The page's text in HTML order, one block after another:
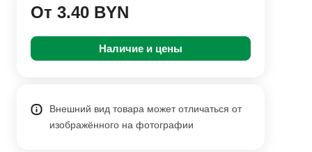
От 3.40 BYN
Наличие и цены
Внешний вид товара может отличаться от
изображённого на фотографии